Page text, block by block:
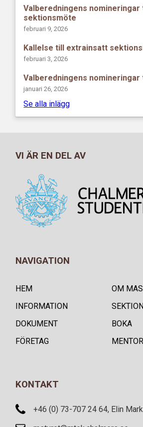
Valberedningens
sektionsmöte
februari 9, 2026
Kallelse till extrainsatt
februari 3, 2026
Valberedningens nomineringar
januari 26, 2026
Se alla inlägg
VI ÄR EN DEL AV
NAVIGATION
HEM
OM
INFORMATION
DOKUMENT
BOKA
FÖRETAG
KONTAKT
+46 (0) 73-707 24 64, Elin